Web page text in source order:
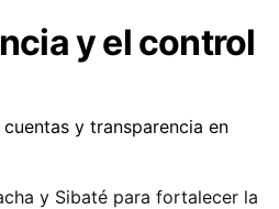
y el control
y Sibaté para fortalecer la